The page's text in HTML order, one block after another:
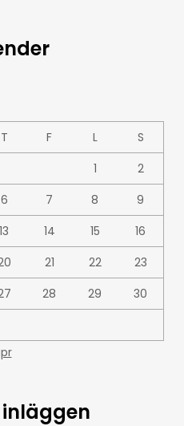
T F L
S
1
2
6 7 8
9
13 14 15
16
21 22
23
28 29
30
inläggen